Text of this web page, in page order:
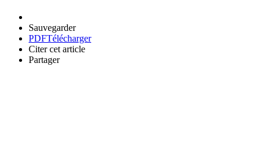
Sauvegarder
PDFTélécharger
Citer cet article
Partager